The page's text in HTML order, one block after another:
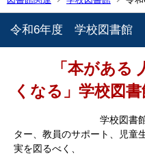
令和6年度 学校図書館
「本がある
くなる」学校図書
学校図書館、読書
ター、教員のサポート、児童
実を図るべく、